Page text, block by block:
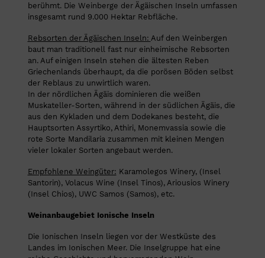
berühmt. Die Weinberge der Ägäischen Inseln umfassen
insgesamt rund 9.000 Hektar Rebfläche.
Rebsorten der Ägäischen Inseln: Auf den Weinbergen
baut man traditionell fast nur einheimische Rebsorten
an. Auf einigen Inseln stehen die ältesten Reben
Griechenlands überhaupt, da die porösen Böden selbst
der Reblaus zu unwirtlich waren.
In der nördlichen Ägäis dominieren die weißen
Muskateller-Sorten, während in der südlichen Ägäis, die
aus den Kykladen und dem Dodekanes besteht, die
Hauptsorten Assyrtiko, Athiri, Monemvassia sowie die
rote Sorte Mandilaria zusammen mit kleinen Mengen
vieler lokaler Sorten angebaut werden.
Empfohlene Weingüter: Karamolegos Winery, (Insel
Santorin), Volacus Wine (Insel Tinos), Ariousios Winery
(Insel Chios), UWC Samos (Samos), etc.
Weinanbaugebiet Ionische Inseln
Die Ionischen Inseln liegen vor der Westküste des
Landes im Ionischen Meer. Die Inselgruppe hat eine